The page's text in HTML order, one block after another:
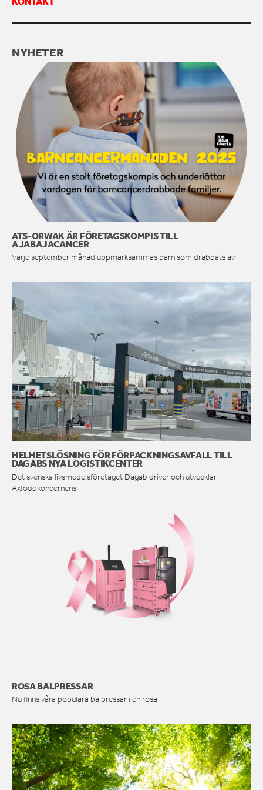
KONTAKTA OSS
NYHETER
ATS-ORWAK ÄR FÖRETAGSKOMPIS TILL
AJABAJACANCER
Varje september månad uppmärksammas barn som drabbats av
HELHETSLÖSNING FÖR FÖRPACKNINGSAVFALL TILL
DAGABS NYA LOGISTIKCENTER
Det svenska livsmedelsföretaget Dagab driver och utvecklar
Axfoodkoncernens
ROSA BALPRESSAR
Nu finns våra populära balpressar i en rosa